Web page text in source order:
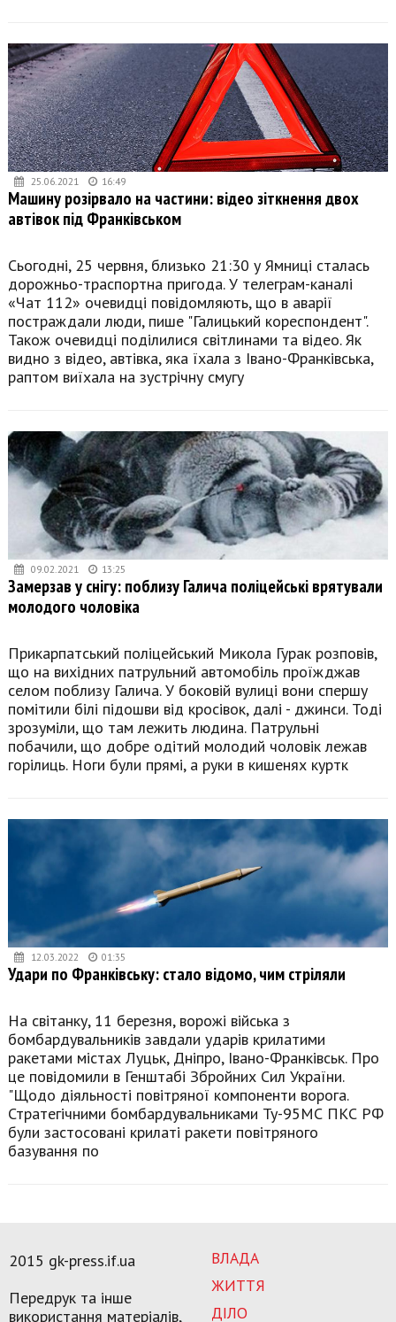
25.06.2021 16:49
Машину розірвало на частини: відео зіткнення двох
автівок під Франківськом
Сьогодні, 25 червня, близько 21:30 у Ямниці сталась
дорожньо-траспортна пригода. У телеграм-каналі
«Чат 112» очевидці повідомляють, що в аварії
постраждали люди, пише "Галицький кореспондент".
Також очевидці поділилися світлинами та відео. Як
видно з відео, автівка, яка їхала з Івано-Франківська,
раптом виїхала на зустрічну смугу
09.02.2021 13:25
Замерзав у снігу: поблизу Галича поліцейські врятували
молодого чоловіка
Прикарпатський поліцейський Микола Гурак розповів,
що на вихідних патрульний автомобіль проїжджав
селом поблизу Галича. У боковій вулиці вони спершу
помітили білі підошви від кросівок, далі - джинси. Тоді
зрозуміли, що там лежить людина. Патрульні
побачили, що добре одітий молодий чоловік лежав
горілиць. Ноги були прямі, а руки в кишенях куртк
12.03.2022 01:35
Удари по Франківську: стало відомо, чим стріляли
На світанку, 11 березня, ворожі війська з
бомбардувальників завдали ударів крилатими
ракетами містах Луцьк, Дніпро, Івано-Франківськ. Про
це повідомили в Генштабі Збройних Сил України.
"Щодо діяльності повітряної компоненти ворога.
Стратегічними бомбардувальниками Ту-95МС ПКС РФ
були застосовані крилаті ракети повітряного
базування по
ВЛАДА
ЖИТТЯ
ДІЛО
2015 gk-press.if.ua
Передрук та інше
використання матеріалів,